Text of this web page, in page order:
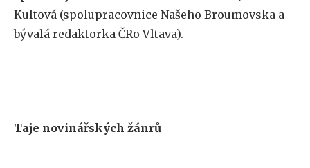
Kultová (spolupracovnice Našeho Broumovska a
bývalá redaktorka ČRo Vltava).
Taje novinářských žánrů